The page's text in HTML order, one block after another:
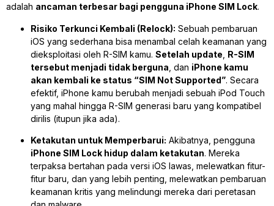
adalah ancaman terbesar bagi pengguna iPhone SIM Lock.
Risiko Terkunci Kembali (Relock): Sebuah pembaruan
iOS yang sederhana bisa menambal celah keamanan yang
dieksploitasi oleh R-SIM kamu. Setelah update R-SIM
tersebut menjadi tidak berguna , dan iPhone kamu
akan kembali ke status “SIM Not Supported”. Secara
efektif, iPhone kamu berubah menjadi sebuah iPod Touch
yang mahal hingga R-SIM generasi baru yang kompatibel
dirilis (itupun jika ada).
Ketakutan untuk Memperbarui: Akibatnya, pengguna
iPhone SIM Lock hidup dalam ketakutan. Mereka
terpaksa bertahan pada versi iOS lawas, melewatkan fitur-
fitur baru, dan yang lebih penting, melewatkan pembaruan
keamanan kritis yang melindungi mereka dari peretasan